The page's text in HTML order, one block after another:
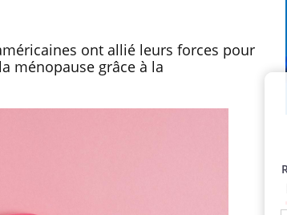
ont allié leurs forces pour
ménopause grâce à la